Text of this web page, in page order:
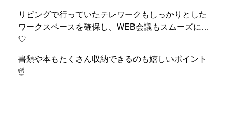
リビングで行っていたテレワークもしっかりとした
ワークスペースを確保し、WEB会議もスムーズに…
♡
書類や本もたくさん収納できるのも嬉しいポイント
☝